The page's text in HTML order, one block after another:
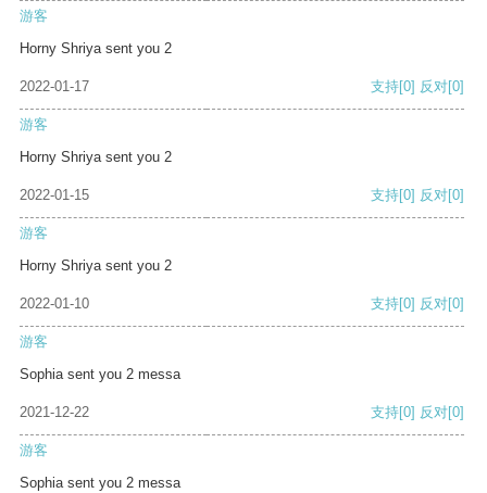
游客
Horny Shriya sent you 2
2022-01-17 支持[0] 反对[0]
游客
Horny Shriya sent you 2
2022-01-15 支持[0] 反对[0]
游客
Horny Shriya sent you 2
2022-01-10 支持[0] 反对[0]
游客
Sophia sent you 2 messa
2021-12-22 支持[0] 反对[0]
游客
Sophia sent you 2 messa